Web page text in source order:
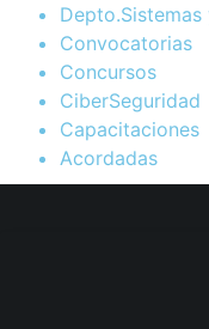
Convocatorias
Concursos
CiberSeguridad
Capacitaciones
Acordadas